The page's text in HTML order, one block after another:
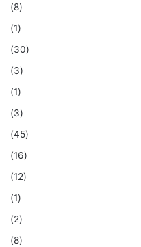
(8)
(1)
(30)
(3)
(1)
(3)
(45)
(16)
(12)
(1)
(2)
(8)